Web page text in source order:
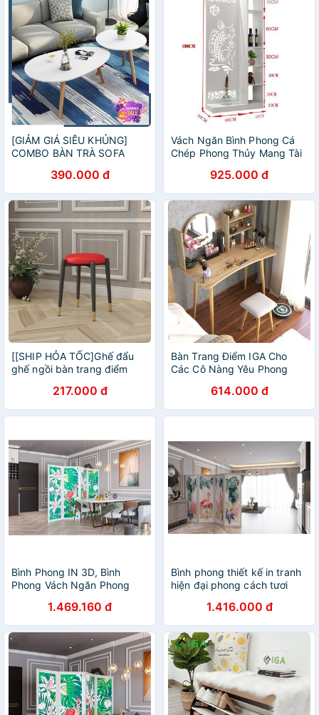
[GIẢM GIÁ SIÊU KHỦNG]
COMBO BÀN TRÀ SOFA
390.000 đ
Vách Ngăn Bình Phong Cá
Chép Phong Thủy Mang Tài
925.000 đ
[[SHIP HỎA TỐC]Ghế đẩu
ghế ngồi bàn trang điểm
màu đỏ - GN19
217.000 đ
Bàn Trang Điểm IGA Cho
Các Cô Nàng Yêu Phong
614.000 đ
Bình Phong IN 3D, Bình
Phong Vách Ngăn Phong
Vận Cho Gia Chủ - BP.IN
(GIÁ CHO 4 TẤM)
1.469.160 đ
Bình phong thiết kế in tranh
hiện đại phong cách tươi
Họa Tiết Lựa Chọn)
1.416.000 đ